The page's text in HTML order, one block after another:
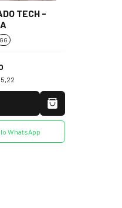
TECH -
GG
WhatsApp